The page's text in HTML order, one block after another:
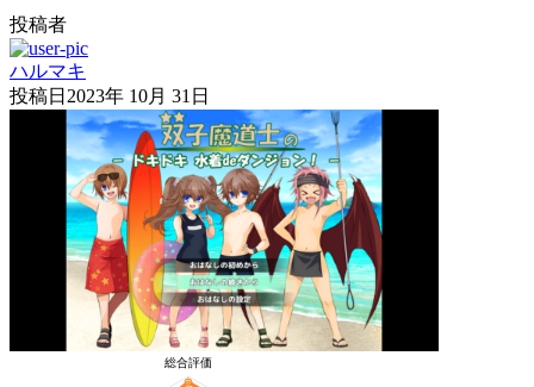
投稿者
ハルマキ
投稿日 2023年 10月 31日